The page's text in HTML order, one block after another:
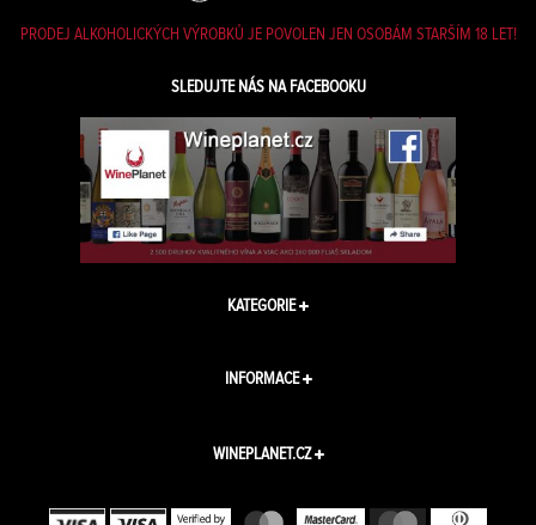
PRODEJ ALKOHOLICKÝCH VÝROBKŮ JE POVOLEN JEN OSOBÁM STARŠÍM 18 LET!
SLEDUJTE NÁS NA FACEBOOKU
KATEGORIE
INFORMACE
WINEPLANET.CZ